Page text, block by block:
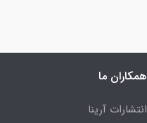
همکاران ما
انتشارات آرینا